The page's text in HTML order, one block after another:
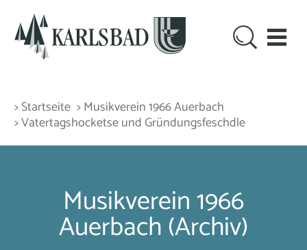
> Startseite > Musikverein 1966 Auerbach
> Vatertagshocketse und Gründungsfeschdle
Musikverein 1966
Auerbach (Archiv)